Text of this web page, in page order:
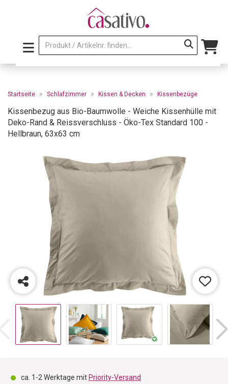
Startseite » Schlafzimmer » Kissen & Decken » Kissenbezüge
Kissenbezug aus Bio-Baumwolle - Weiche Kissenhülle mit
Deko-Rand & Reissverschluss - Öko-Tex Standard 100 -
Hellbraun, 63x63 cm
ca. 1-2 Werktage mit Priority-Versand